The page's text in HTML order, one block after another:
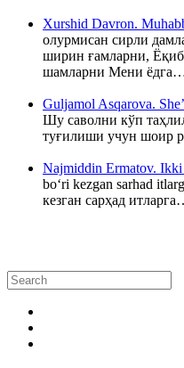
Xurshid Davron.
олурмисан сирли
ширин ғамларни,
шамларни Мени
Guljamol Asqarova.
Шу саволни кўп
туғилиши учун шоир
Najmiddin Ermatov. Ikki
bo‘ri kezgan sarhad
кезган сарҳад